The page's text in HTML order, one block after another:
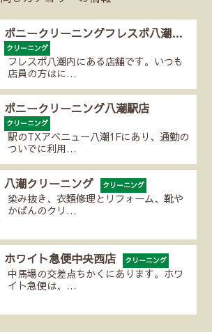
ポニークリーニングフレスポ八潮…
クリーニング
フレスポ八潮内にある店舗です。いつも
店員の方はに…
ポニークリーニング八潮駅店
クリーニング
駅のTXアベニュー八潮1Fにあり、通勤の
ついでに利用…
八潮クリーニング クリーニング
染み抜き、衣類修理とリフォーム、靴や
かばんのクリ…
ホワイト急便中央西店 クリーニング
中馬場の交差点ちかくにあります。ホワ
イト急便は、…